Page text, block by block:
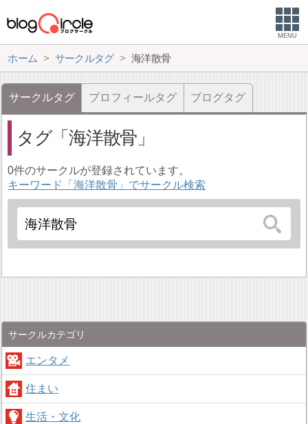
MENU
ホーム サークルタグ 海洋散骨
サークルタグ プロフィールタグ ブログタグ
タグ 海洋散骨
0件のサークルが登録されています。
キーワード「海洋散骨」でサークル検索
サークルカテゴリ
エンタメ
住まい
生活・文化